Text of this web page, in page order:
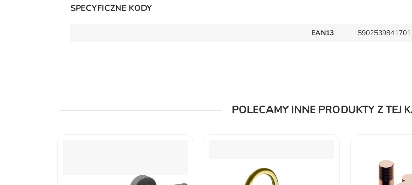
SPECYFICZNE KODY
EAN13 5902539841701
POLECAMY INNE PRODUKTY Z TEJ